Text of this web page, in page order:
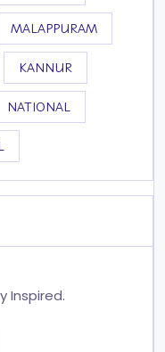
MALAPPURAM
KANNUR
NATIONAL
Inspired.